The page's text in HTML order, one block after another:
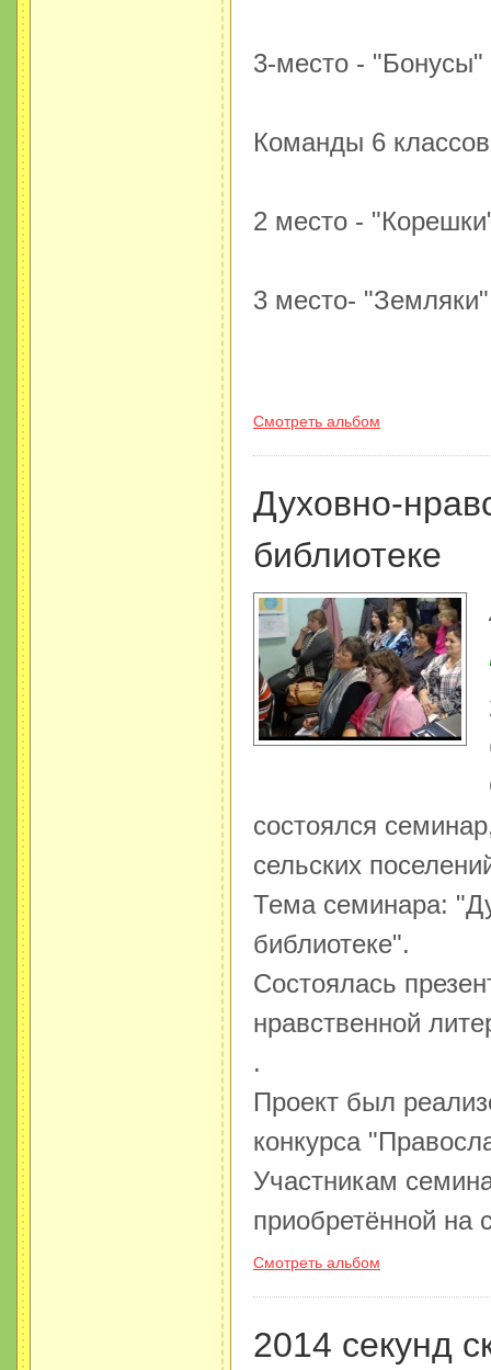
3-место - "Бонусы"
Команды 6
2 место -
3 место-
Смотреть альбом
Духовно-
библиотеке
состоялся
сельских
Тема семинара:
библиотеке".
Состоялась
нравственной
.
Проект был
конкурса
Участникам
приобретённой на
Смотреть альбом
2014 секунд